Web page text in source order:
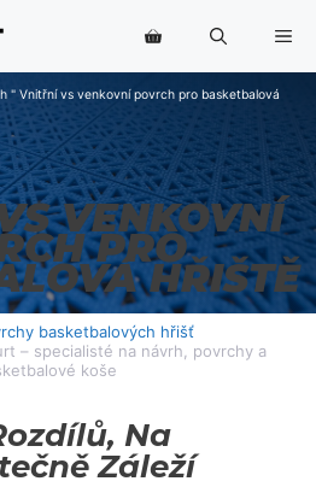
" Vnitřní vs venkovní povrch pro basketbalová
VENKOVNÍ
PRO
HŘIŠTĚ
basketbalových hřišť
– specialisté na návrh, povrchy a
koše
Na
Záleží